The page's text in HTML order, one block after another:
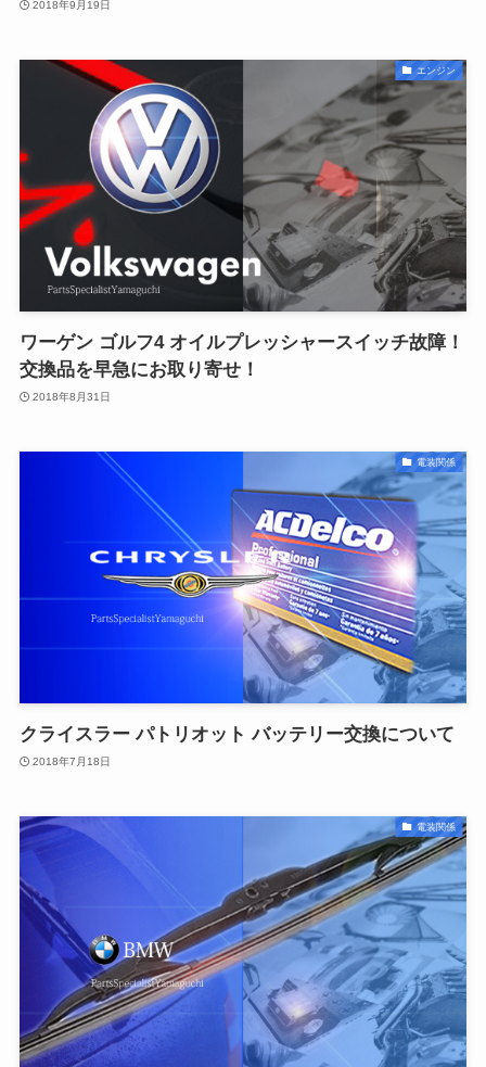
2018年9月19日
エンジン
ワーゲン ゴルフ4 オイルプレッシャースイッチ故障！
交換品を早急にお取り寄せ！
2018年8月31日
電装関係
クライスラー パトリオット バッテリー交換について
2018年7月18日
電装関係